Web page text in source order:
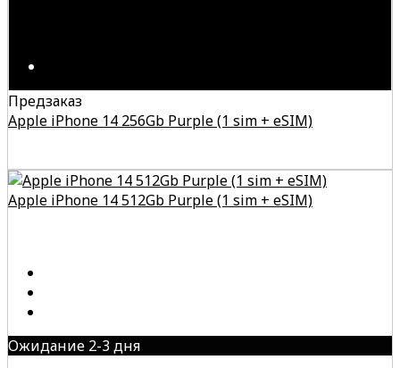
Предзаказ
Apple iPhone 14 256Gb Purple (1 sim + eSIM)
Apple iPhone 14 512Gb Purple (1 sim + eSIM)
Ожидание 2-3 дня